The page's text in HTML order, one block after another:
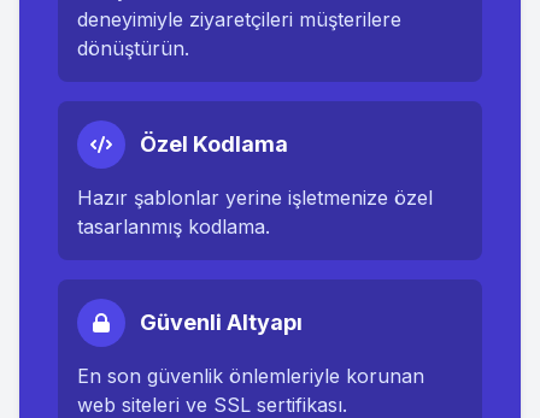
deneyimiyle ziyaretçileri müşterilere
dönüştürün.
Özel Kodlama
Hazır şablonlar yerine işletmenize özel
tasarlanmış kodlama.
Güvenli Altyapı
En son güvenlik önlemleriyle korunan
web siteleri ve SSL sertifikası.